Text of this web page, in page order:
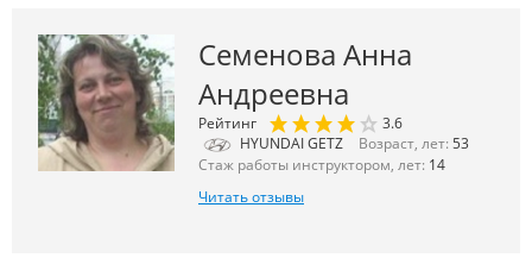
Семенова Анна
Андреевна
Рейтинг
3.6
HYUNDAI GETZ
Возраст, лет: 53
Стаж работы инструктором, лет: 14
Читать отзывы